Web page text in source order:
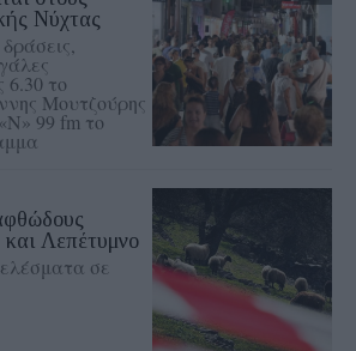
Νύχτας
6.30 το
Μουτζούρης
99 fm το
Λεπέτυμνο
σε